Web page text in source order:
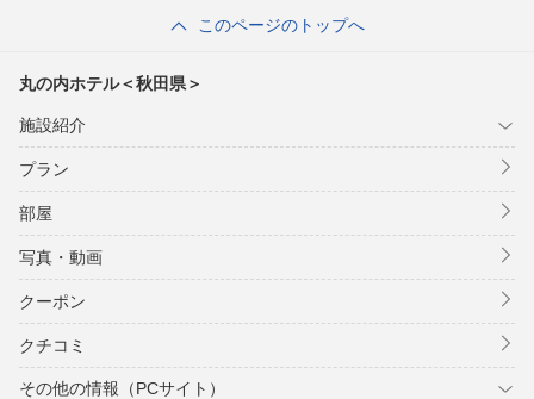
このページのトップへ
丸の内ホテル＜秋田県＞
施設紹介
プラン
部屋
写真・動画
クーポン
クチコミ
その他の情報（PCサイト）